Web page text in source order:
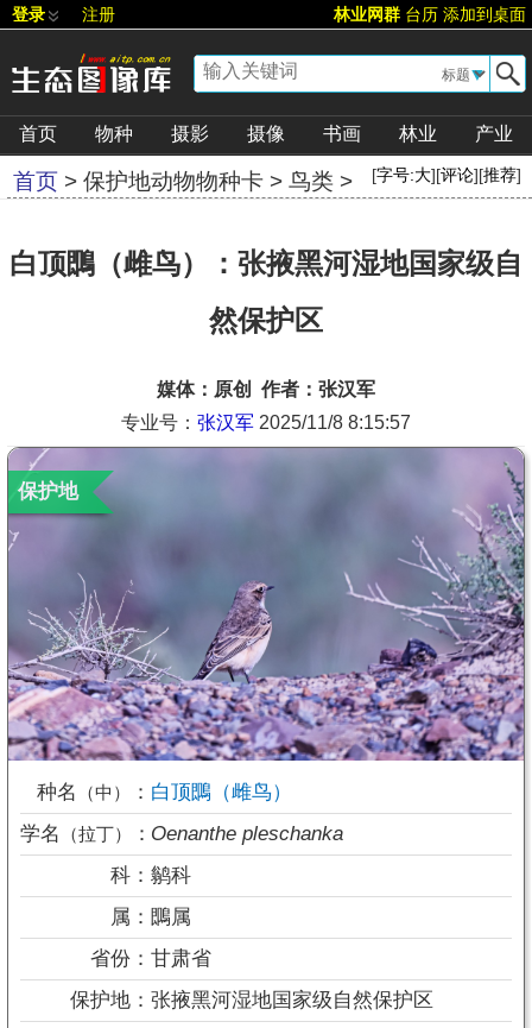
登录 注册 林业网群 台历 添加到桌面
▼
首页 物种 摄影 摄像 书画 林业 产业
首页 > 保护地动物物种卡 > 鸟类 > [字号:大][评论][推荐]
白顶䳭（雌鸟）：张掖黑河湿地国家级自
然保护区
媒体：原创 作者：张汉军
专业号： 张汉军 2025/11/8 8:15:57
种名 （中） ： 白顶䳭（雌鸟）
学名
（拉丁） ： Oenanthe pleschanka
科： 鹟科
属： 䳭属
省份： 甘肃省
保护地： 张掖黑河湿地国家级自然保护区